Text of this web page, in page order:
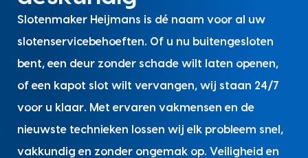
Slotenmaker Heijmans is dé naam voor al uw
slotenservicebehoeften. Of u nu buitengesloten
bent, een deur zonder schade wilt laten openen,
of een kapot slot wilt vervangen, wij staan 24/7
voor u klaar. Met ervaren vakmensen en de
nieuwste technieken lossen wij elk probleem snel,
vakkundig en zonder ongemak op. Veiligheid en